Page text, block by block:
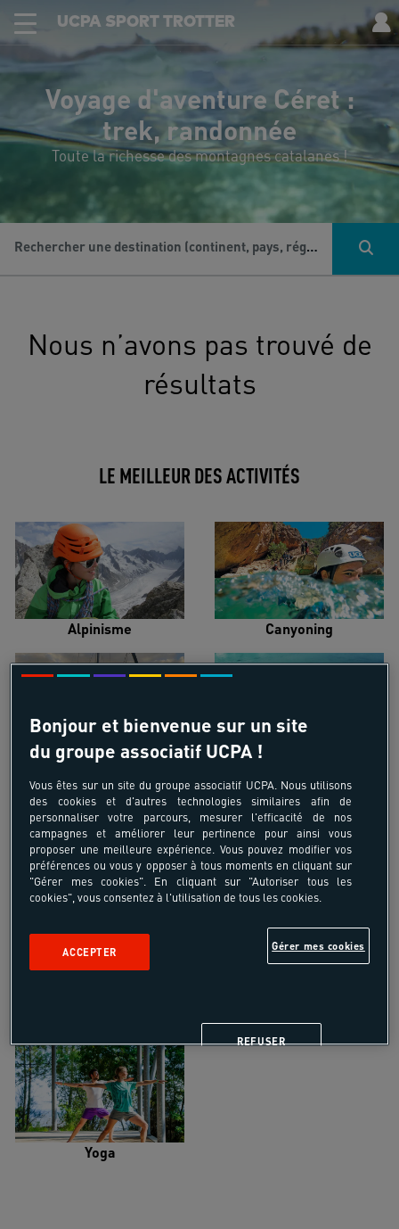
UCPA SPORT TROTTER
Voyage d'aventure Céret :
trek, randonnée
Toute la richesse des montagnes catalanes !
Rechercher une destination (continent, pays, région...), une activité...
Nous n’avons pas trouvé de
résultats
LE MEILLEUR DES ACTIVITÉS
Alpinisme Canyoning
Croisière voilier Kayak de mer
Trail Trek-Randonnée pédestre
Vélo de randonnée
Yoga
Bonjour et bienvenue sur un site
du groupe associatif UCPA !
Vous êtes sur un site du groupe associatif UCPA. Nous utilisons
des cookies et d'autres technologies similaires afin de
personnaliser votre parcours, mesurer l'efficacité de nos
campagnes et améliorer leur pertinence pour ainsi vous
proposer une meilleure expérience. Vous pouvez modifier vos
préférences ou vous y opposer à tous moments en cliquant sur
"Gérer mes cookies". En cliquant sur "Autoriser tous les
cookies", vous consentez à l'utilisation de tous les cookies.
Gérer mes cookies
REFUSER
ACCEPTER